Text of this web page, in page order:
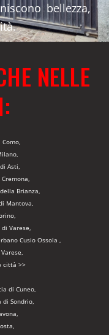
bellezza,
NELLE
Asti,
Brianza,
Mantova,
Varese,
Cusio Ossola ,
città >>
di Cuneo,
di Sondrio,